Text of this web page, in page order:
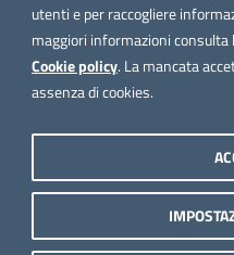
utenti e per raccogliere
maggiori informazioni consulta
Cookie policy. La mancata
assenza di cookies.
FAQ
FAQ – Domande e risposte
Seguici su
Note legali